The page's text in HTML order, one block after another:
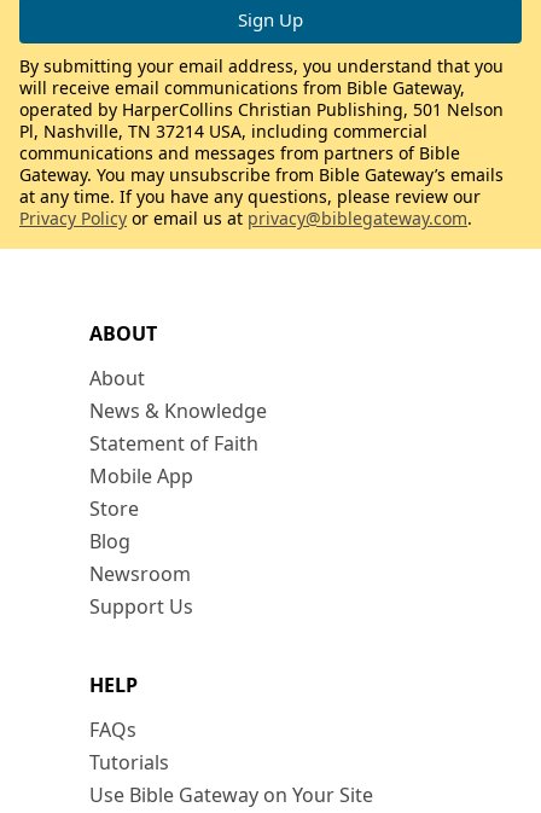
ABOUT
About
News & Knowledge
Statement of Faith
Mobile App
Store
Blog
Newsroom
Support Us
HELP
FAQs
Tutorials
Use Bible Gateway on Your Site
By submitting your email address, you understand that you
will receive email communications from Bible Gateway,
operated by HarperCollins Christian Publishing, 501 Nelson
Pl, Nashville, TN 37214 USA, including commercial
communications and messages from partners of Bible
Gateway. You may unsubscribe from Bible Gateway’s emails
at any time. If you have any questions, please review our
Privacy Policy or email us at privacy@biblegateway.com.